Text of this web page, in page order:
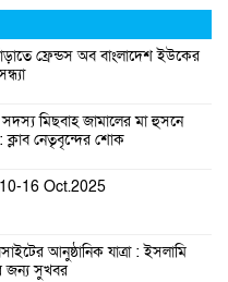
ফ্রেন্ডস অব বাংলাদেশ ইউকের
সদস্য মিছবাহ জামালের মা হুসনে
ক্লাব নেতৃবৃন্দের শোক
16 Oct.2025
আনুষ্ঠানিক যাত্রা : ইসলামি
জন্য সুখবর